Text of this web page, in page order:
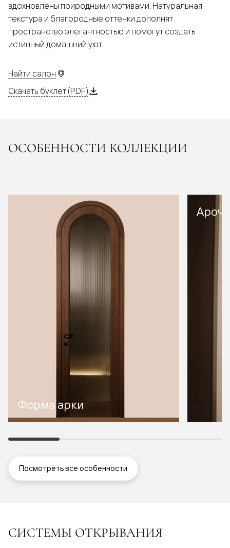
вдохновлены природными мотивами. Натуральная
текстура и благородные оттенки дополнят
пространство элегантностью и помогут создать
истинный домашний уют.
Найти салон
Скачать буклет (PDF)
ОСОБЕННОСТИ КОЛЛЕКЦИИ
Форма арки
Посмотреть все особенности
СИСТЕМЫ ОТКРЫВАНИЯ